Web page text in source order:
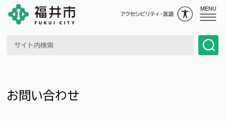
MENU
お問い合わせ